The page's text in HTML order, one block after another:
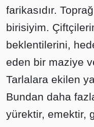
farikasıdır.
birisiyim.
beklentilerini,
eden bir maziye
Tarlalara ekilen
Bundan daha
yürektir, emektir,